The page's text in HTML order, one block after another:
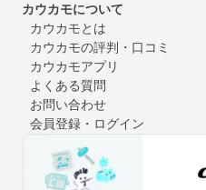
カウカモについて
カウカモとは
カウカモの評判・口コミ
カウカモアプリ
よくある質問
お問い合わせ
会員登録・ログイン